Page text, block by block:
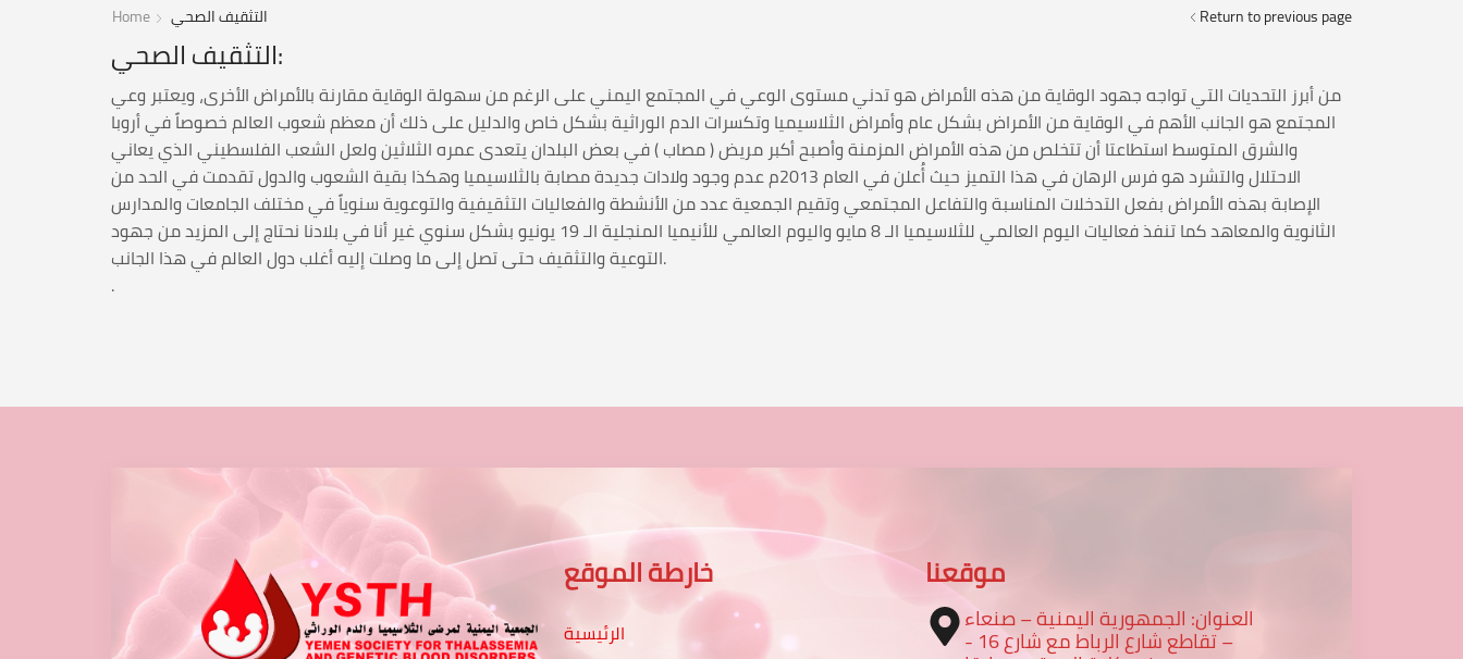
Return to previous page
Home التثقيف الصحي
التثقيف الصحي:
من أبرز التحديات التي تواجه جهود الوقاية من هذه الأمراض هو تدني مستوى الوعي في المجتمع اليمني على الرغم من سهولة الوقاية مقارنة بالأمراض الأخرى، ويعتبر وعي
المجتمع هو الجانب الأهم في الوقاية من الأمراض بشكل عام وأمراض الثلاسيميا وتكسرات الدم الوراثية بشكل خاص والدليل على ذلك أن معظم شعوب العالم خصوصاً في أروبا
والشرق المتوسط استطاعتا أن تتخلص من هذه الأمراض المزمنة وأصبح أكبر مريض ( مصاب ) في بعض البلدان يتعدى عمره الثلاثين ولعل الشعب الفلسطيني الذي يعاني
الاحتلال والتشرد هو فرس الرهان في هذا التميز حيث أُعلن في العام 2013م عدم وجود ولادات جديدة مصابة بالثلاسيميا وهكذا بقية الشعوب والدول تقدمت في الحد من
الإصابة بهذه الأمراض بفعل التدخلات المناسبة والتفاعل المجتمعي وتقيم الجمعية عدد من الأنشطة والفعاليات التثقيفية والتوعوية سنوياً في مختلف الجامعات والمدارس
الثانوية والمعاهد كما تنفذ فعاليات اليوم العالمي للثلاسيميا الـ 8 مايو واليوم العالمي للأنيميا المنجلية الـ 19 يونيو بشكل سنوي غير أنا في بلادنا نحتاج إلى المزيد من جهود
التوعية والتثقيف حتى تصل إلى ما وصلت إليه أغلب دول العالم في هذا الجانب.
.
خارطة الموقع
الرئيسية
موقعنا
العنوان: الجمهورية اليمنية – صنعاء
– تقاطع شارع الرباط مع شارع 16 -